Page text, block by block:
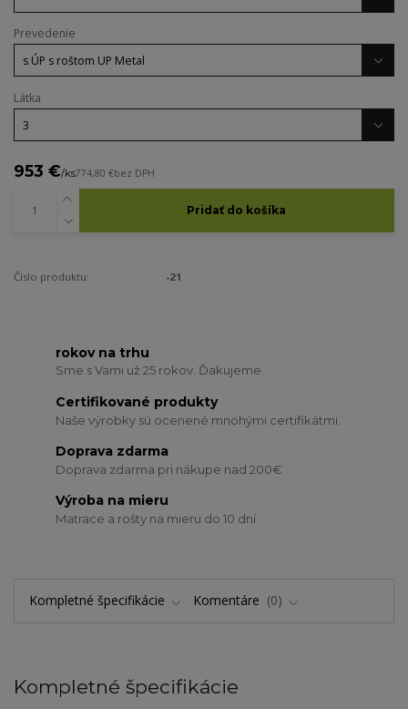
Prevedenie
Látka
953 €/ks774,80 €bez DPH
Pridať do košíka
Číslo produktu: -21
rokov na trhu
Sme s Vami už 25 rokov. Ďakujeme.
Certifikované produkty
Naše výrobky sú ocenené mnohými certifikátmi.
Doprava zdarma
Doprava zdarma pri nákupe nad 200€
Výroba na mieru
Matrace a rošty na mieru do 10 dní
Kompletné špecifikácie Komentáre 0
Kompletné špecifikácie